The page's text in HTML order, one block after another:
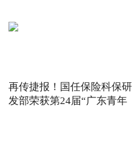
再传捷报！国任保险科保研
发部荣获第24届“广东青年